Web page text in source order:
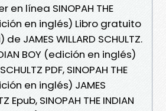
en línea SINOPAH THE
en inglés) Libro gratuito
JAMES WILLARD SCHULTZ.
BOY (edición en inglés)
PDF, SINOPAH THE
en inglés) JAMES
Epub, SINOPAH THE INDIAN